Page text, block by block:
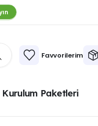
Favvorilerim
Kurulum Paketleri